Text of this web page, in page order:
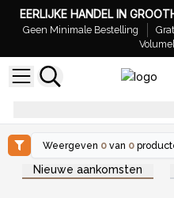
EERLIJKE HANDEL IN
Geen Minimale Bestelling
Weergeven 0 van 0
Nieuwe aankomsten